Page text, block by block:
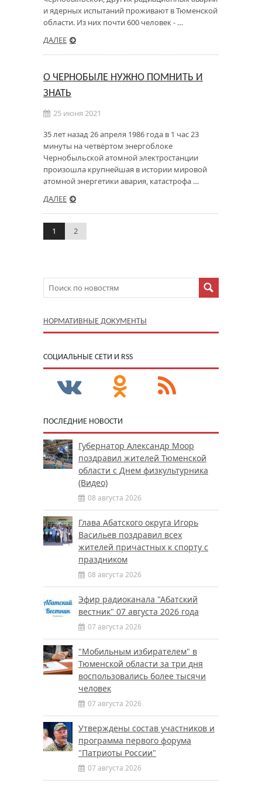
и ядерных испытаний проживают в Тюменской
области. Из них почти 600 человек - …
ДАЛЕЕ
О ЧЕРНОБЫЛЕ НУЖНО ПОМНИТЬ И
ЗНАТЬ
25 июня 2021
35 лет назад 26 апреля 1986 года в 1 час 23
минуты на четвёртом энергоблоке
Чернобыльской атомной электростанции
произошла крупнейшая в истории мировой
атомной энергетики авария, катастрофа …
ДАЛЕЕ
1 2
НОРМАТИВНЫЕ ДОКУМЕНТЫ
CОЦИАЛЬНЫЕ СЕТИ И RSS
ПОСЛЕДНИЕ НОВОСТИ
Губернатор Александр Моор
поздравил жителей Тюменской
области с Днем физкультурника
(Видео)
08 августа 2026
Глава Абатского округа Игорь
Васильев поздравил всех
жителей причастных к спорту с
праздником
08 августа 2026
Эфир радиоканала "Абатский
вестник" 07 августа 2026 года
07 августа 2026
"Мобильным избирателем" в
Тюменской области за три дня
воспользовались более тысячи
человек
07 августа 2026
Утверждены состав участников и
программа первого форума
"Патриоты России"
07 августа 2026